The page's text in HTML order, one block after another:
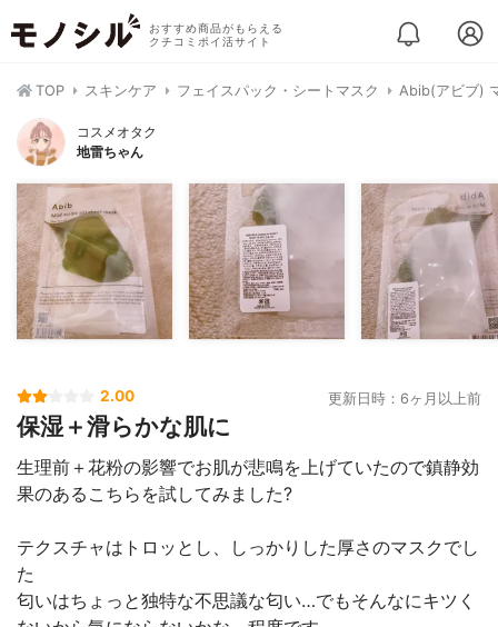
おすすめ商品がもらえる
クチコミポイ活サイト
TOP スキンケア フェイスパック・シートマスク Abib(アビブ)
コスメオタク
地雷ちゃん
2.00 更新日時：6ヶ月以上前
保湿＋滑らかな肌に
生理前＋花粉の影響でお肌が悲鳴を上げていたので鎮静効
果のあるこちらを試してみました?
テクスチャはトロッとし、しっかりした厚さのマスクでし
た
匂いはちょっと独特な不思議な匂い…でもそんなにキツく